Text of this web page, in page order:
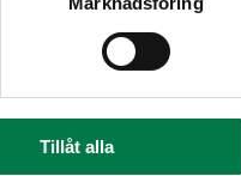
Tillåt alla
grillivastuksen alla vain
pehmentyä.
Tarjoa